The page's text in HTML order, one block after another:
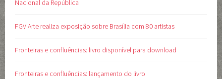
Nacional da República
FGV Arte realiza exposição sobre Brasília com 80 artistas
Fronteiras e confluências: livro disponível para download
Fronteiras e confluências: lançamento do livro